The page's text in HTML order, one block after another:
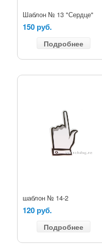
Шаблон № 13 "Сердце"
150 руб.
Подробнее
шаблон № 14-2
120 руб.
Подробнее